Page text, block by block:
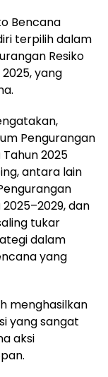
Bencana
terpilih dalam
Resiko
yang
Pengurangan
2025
antara lain
dan
tukar
dalam
yang
menghasilkan
yang sangat
aksi